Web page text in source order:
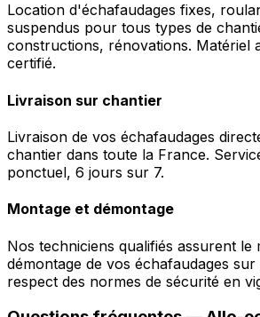
Location d'échafaudages fixes,
suspendus pour tous types de
constructions, rénovations. Matériel
certifié.
Livraison sur chantier
Livraison de vos échafaudages
chantier dans toute la France.
ponctuel, 6 jours sur 7.
Montage et démontage
Nos techniciens qualifiés assurent le
démontage de vos échafaudages
respect des normes de sécurité en